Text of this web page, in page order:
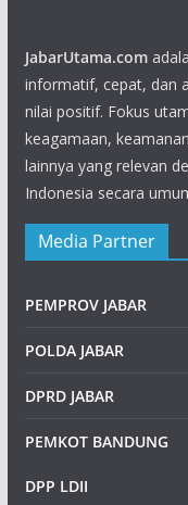
JabarUtama.com
informatif, cepat, dan
nilai positif. Fokus
keagamaan,
lainnya yang relevan
Indonesia secara
Media Partner
PEMPROV JABAR
POLDA JABAR
DPRD JABAR
PEMKOT BANDUNG
DPP LDII